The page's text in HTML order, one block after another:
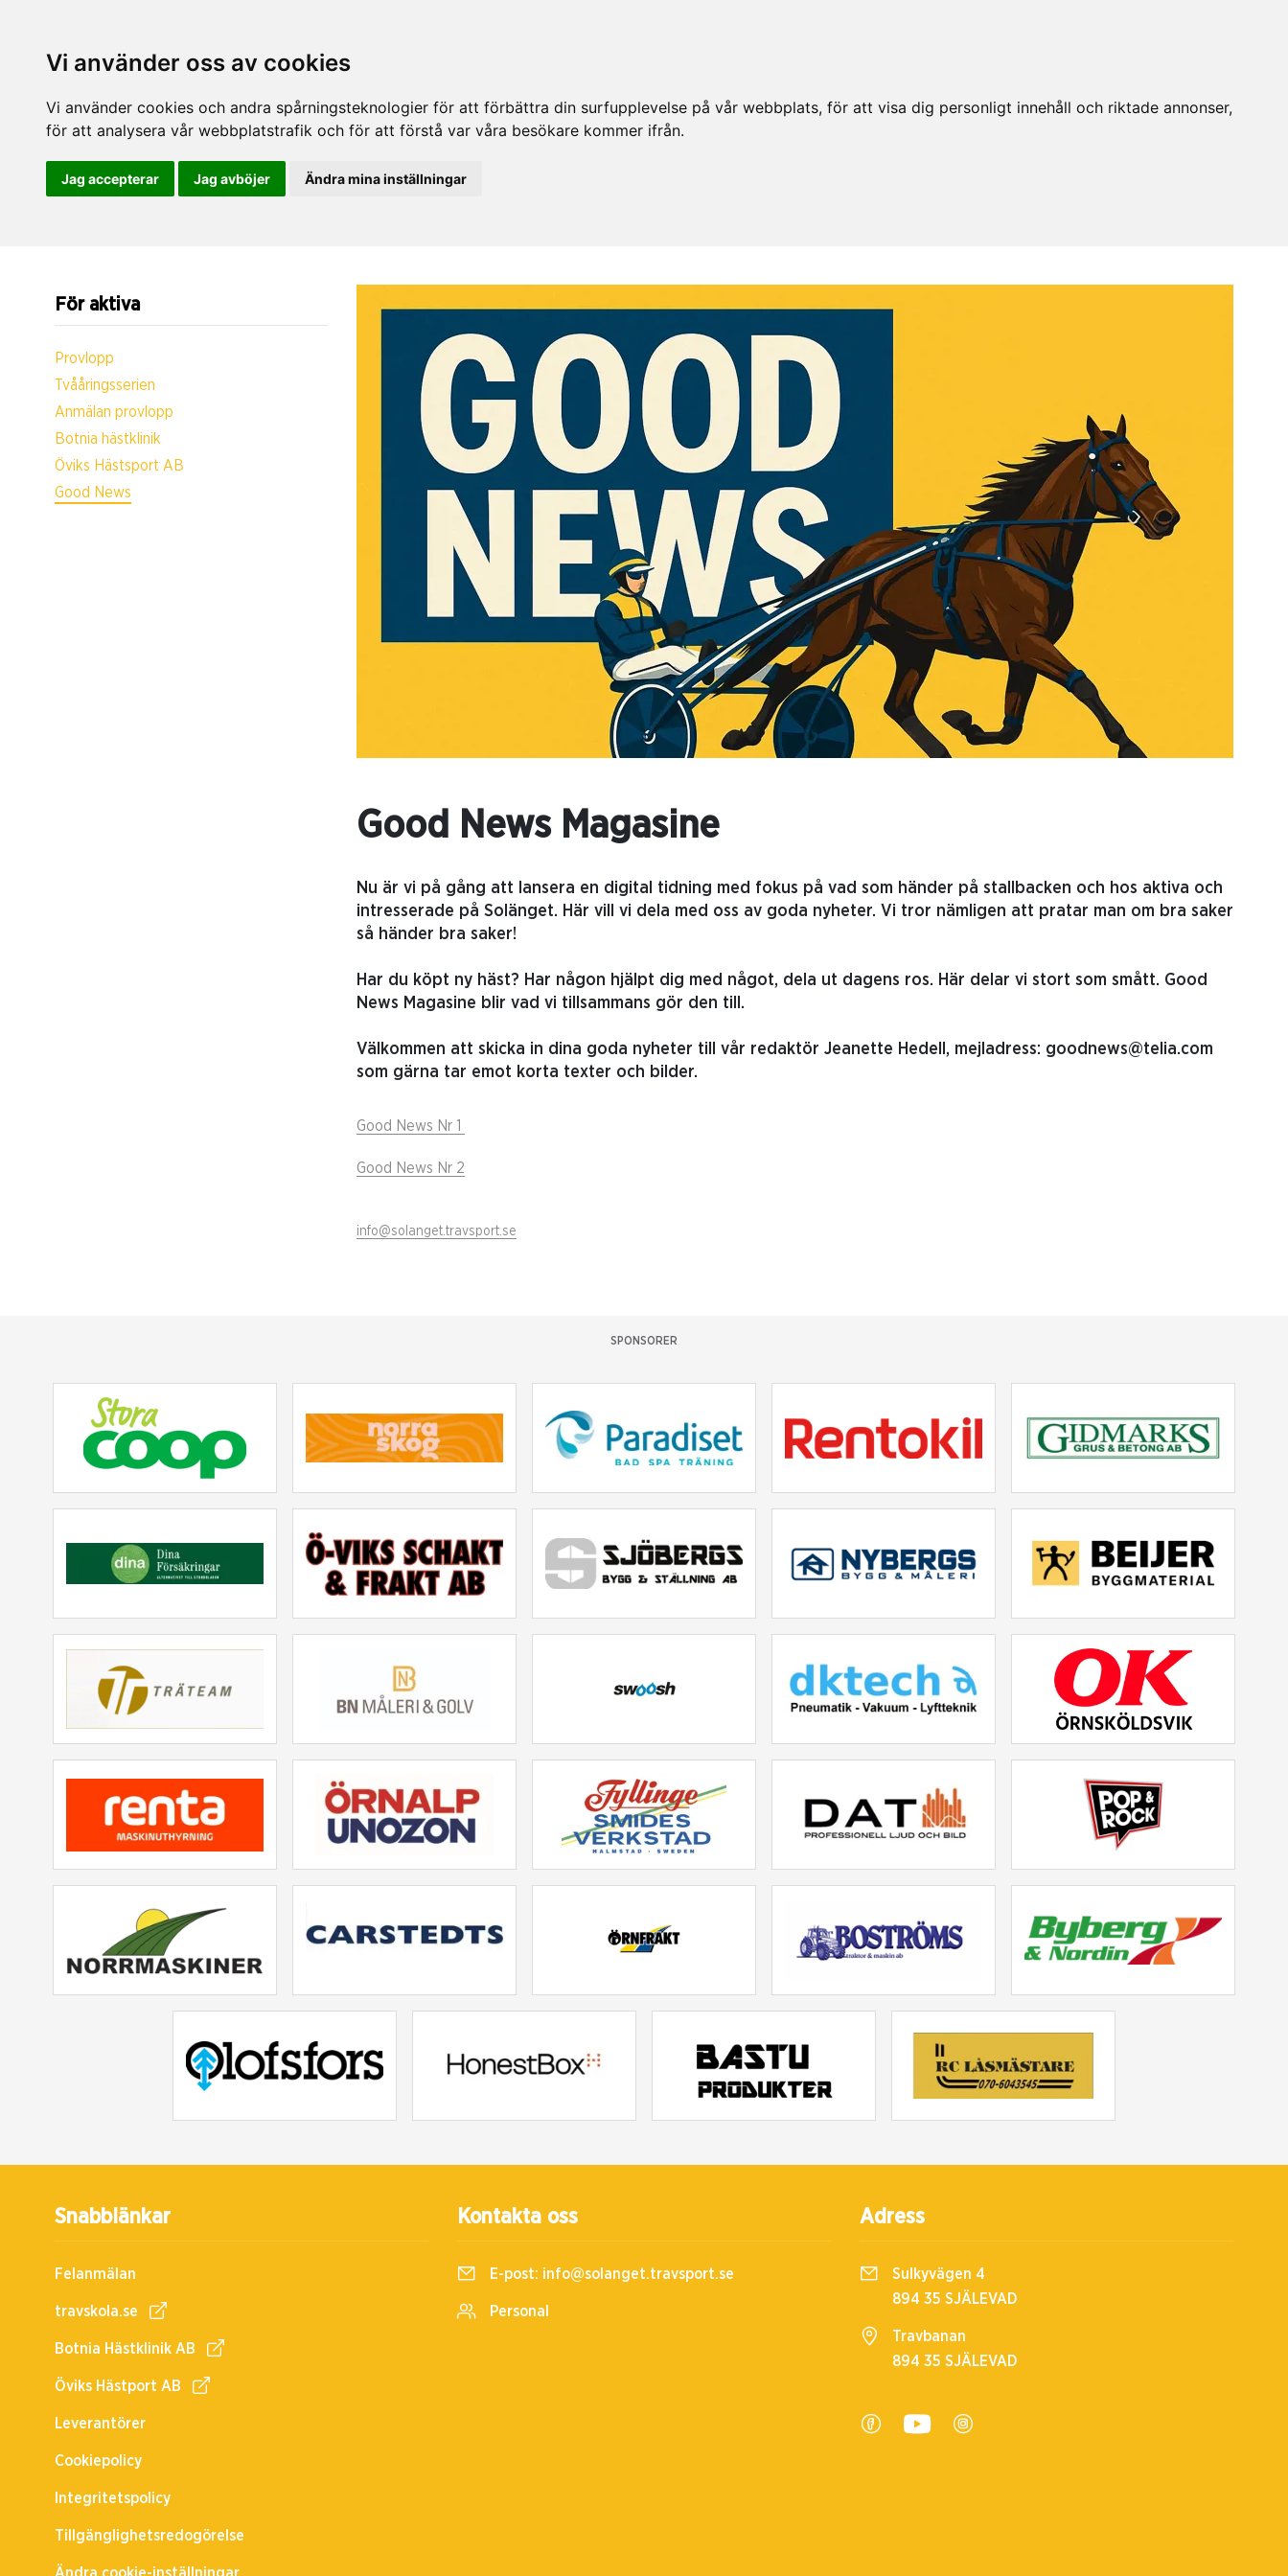
Vi använder oss av cookies
Vi använder cookies och andra spårningsteknologier för att förbättra din surfupplevelse på vår webbplats, för att visa dig personligt innehåll och riktade annonser,
för att analysera vår webbplatstrafik och för att förstå var våra besökare kommer ifrån.
Jag accepterar Jag avböjer Ändra mina inställningar
För aktiva
Provlopp
Tvååringsserien
Anmälan provlopp
Botnia hästklinik
Öviks Hästsport AB
Good News
Good News Magasine
Nu är vi på gång att lansera en digital tidning med fokus på vad som händer på stallbacken och hos aktiva och
intresserade på Solänget. Här vill vi dela med oss av goda nyheter. Vi tror nämligen att pratar man om bra saker
så händer bra saker!
Har du köpt ny häst? Har någon hjälpt dig med något, dela ut dagens ros. Här delar vi stort som smått. Good
News Magasine blir vad vi tillsammans gör den till.
Välkommen att skicka in dina goda nyheter till vår redaktör Jeanette Hedell, mejladress: goodnews@telia.com
som gärna tar emot korta texter och bilder.
Good News Nr 1
Good News Nr 2
info@solanget.travsport.se
SPONSORER
Snabblänkar
Felanmälan
travskola.se
Botnia Hästklinik AB
Öviks Hästport AB
Leverantörer
Cookiepolicy
Integritetspolicy
Tillgänglighetsredogörelse
Kontakta oss
E-post: info@solanget.travsport.se
Personal
Adress
Sulkyvägen 4
894 35 SJÄLEVAD
Travbanan
894 35 SJÄLEVAD